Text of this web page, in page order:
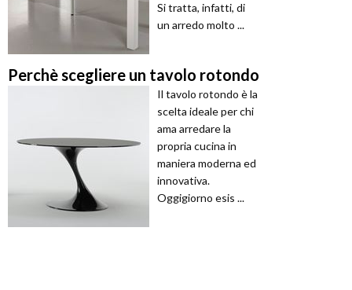
Si tratta, infatti, di
un arredo molto ...
Perchè scegliere un tavolo rotondo
Il tavolo rotondo è la
scelta ideale per chi
ama arredare la
propria cucina in
maniera moderna ed
innovativa.
Oggigiorno esis ...